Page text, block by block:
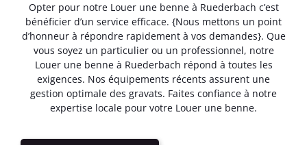
Opter pour notre Louer une benne à Ruederbach c’est
bénéficier d’un service efficace. {Nous mettons un point
d’honneur à répondre rapidement à vos demandes}. Que
vous soyez un particulier ou un professionnel, notre
Louer une benne à Ruederbach répond à toutes les
exigences. Nos équipements récents assurent une
gestion optimale des gravats. Faites confiance à notre
expertise locale pour votre Louer une benne.